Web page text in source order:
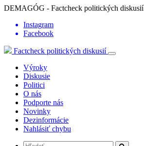
DEMAGÓG - Factcheck politických diskusií
Instagram
Facebook
Factcheck politických diskusií
Výroky
Diskusie
Politici
O nás
Podporte nás
Novinky
Dezinformácie
Nahlásiť chybu